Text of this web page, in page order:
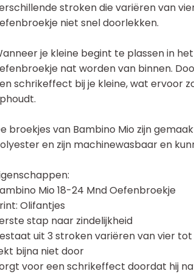
stroken die variëren van
niet snel doorlekken.
je kleine begint te plassen in
nat worden van binnen.
schrikeffect bij je kleine, wat ervoor
broekjes van Bambino Mio zijn
en zijn machinewasbaar en
Mio 18-24 Mnd Oefenbroekje
Olifantjes
stap naar zindelijkheid
uit 3 stroken variëren van vier
bijna niet door
voor een schrikeffect doordat hij